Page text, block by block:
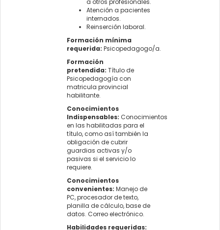
a otros profesionales.
Atención a pacientes
internados.
Reinserción laboral.
Formación mínima
requerida: Psicopedagogo/a.
Formación
pretendida: Título de
Psicopedagogía con
matricula provincial
habilitante.
Conocimientos
Indispensables: Conocimientos
en las habilitadas para el
título, como así también la
obligación de cubrir
guardias activas y/o
pasivas si el servicio lo
requiere.
Conocimientos
convenientes: Manejo de
PC, procesador de texto,
planilla de cálculo, base de
datos. Correo electrónico.
Habilidades requeridas: